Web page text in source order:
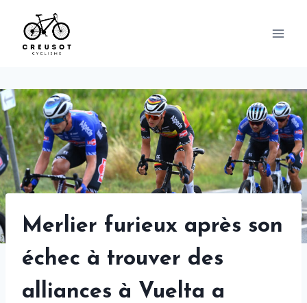
content
Merlier furieux après son
échec à trouver des
alliances à Vuelta a